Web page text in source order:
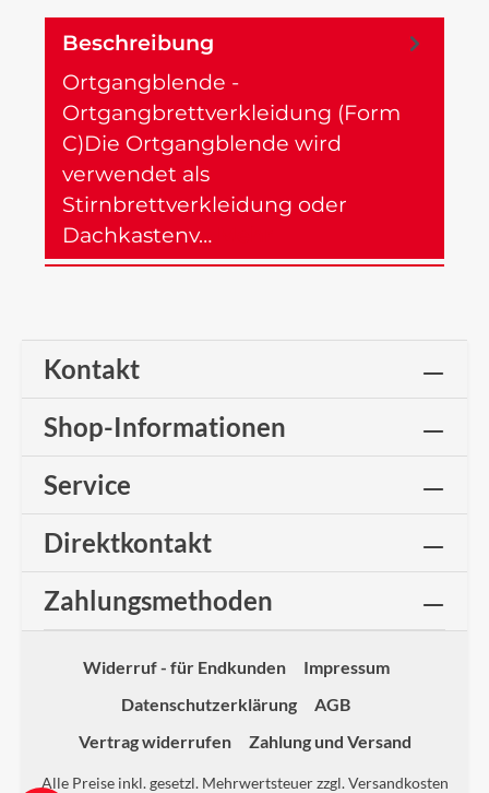
Beschreibung
Ortgangblende -
Ortgangbrettverkleidung (Form
C)Die Ortgangblende wird
verwendet als
Stirnbrettverkleidung oder
Dachkastenv…
Kontakt
Shop-Informationen
Service
Direktkontakt
Zahlungsmethoden
Widerruf - für Endkunden
Impressum
Datenschutzerklärung
AGB
Vertrag widerrufen
Zahlung und Versand
Alle Preise inkl. gesetzl. Mehrwertsteuer zzgl.Versandkosten